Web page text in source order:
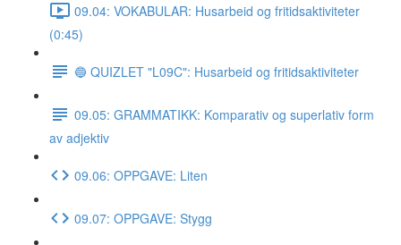
09.04: VOKABULAR: Husarbeid og fritidsaktiviteter
(0:45)
🔵 QUIZLET "L09C": Husarbeid og fritidsaktiviteter
09.05: GRAMMATIKK: Komparativ og superlativ form
av adjektiv
09.06: OPPGAVE: Liten
09.07: OPPGAVE: Stygg